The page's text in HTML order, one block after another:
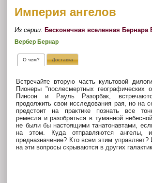
Империя ангелов
Из серии:Бесконечная вселенная Бернара
Вербер Бернар
О чем? Доставка
Встречайте вторую часть культовой
Пионеры "послесмертных географических
Пинсон и Рауль Разорбак,
продолжить свои исследования рая, но на
предстоит на практике познать все
ремесла и разобраться в туманной
не были бы настоящими танатонавтами,
на этом. Куда отправляются ангелы,
предназначение? Кто всем этим
на эти вопросы скрываются в других